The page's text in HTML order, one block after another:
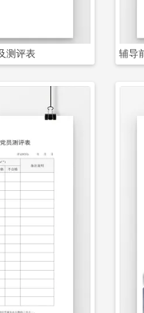
测评表 辅导